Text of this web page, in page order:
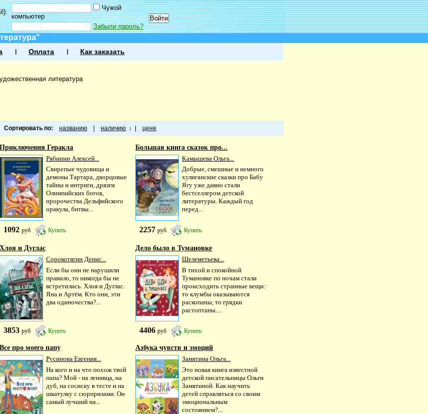
Чужой
компьютер
Забыли пароль?
Оплата Как заказать
литература
Сортировать по: названию наличию ↓ цене
Приключения Геракла
Рябинин Алексей...
Свирепые чудовища и
демоны Тартара, дворцовые
тайны и интриги, дрязги
Олимпийских богов,
пророчества Дельфийского
оракула, битвы...
1092 руб Купить
Большая книга сказок про...
Камышева Ольга...
Добрые, смешные и немного
хулиганские сказки про Бабу
Ягу уже давно стали
бестселлером детской
литературы. Каждый год
перед...
2257руб Купить
Хлоя и Дуглас
Сорокотягин Денис...
Если бы они не нарушили
правило, то никогда бы не
встретились. Хлоя и Дуглас.
Яна и Артём. Кто они, эти
два одиночества?...
3853 руб Купить
Дело было в Тумановке
Шелеметьева...
В тихой и спокойной
Тумановке по ночам стали
происходить странные вещи:
то клумбы оказываются
раскопаны, то грядки
растоптаны....
4406руб Купить
Все про моего папу
Русинова Евгения...
На кого и на что похож твой
папа? Мой - на ленивца, на
дуб, на сосиску в тесте и на
шкатулку с сюрпризами. Он
самый лучший на...
Азбука чувств и эмоций
Замятина Ольга...
Это новая книга известной
детской писательницы Ольги
Замятиной. Как научить
детей справляться со своим
эмоциональным
состоянием?...